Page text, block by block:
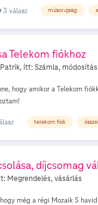
3 válasz műsorújság
Telekom fiókhoz
, itt:Számla,
hogy amikor a Telekom
telekom fiók
díjcsomag
Megrendelés, vásárlás
még a régi Mozaik S